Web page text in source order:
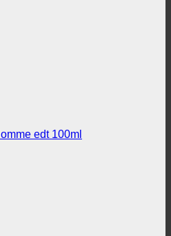
edt 100ml